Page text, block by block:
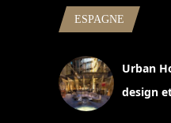
ESPAGNE
Urban
design